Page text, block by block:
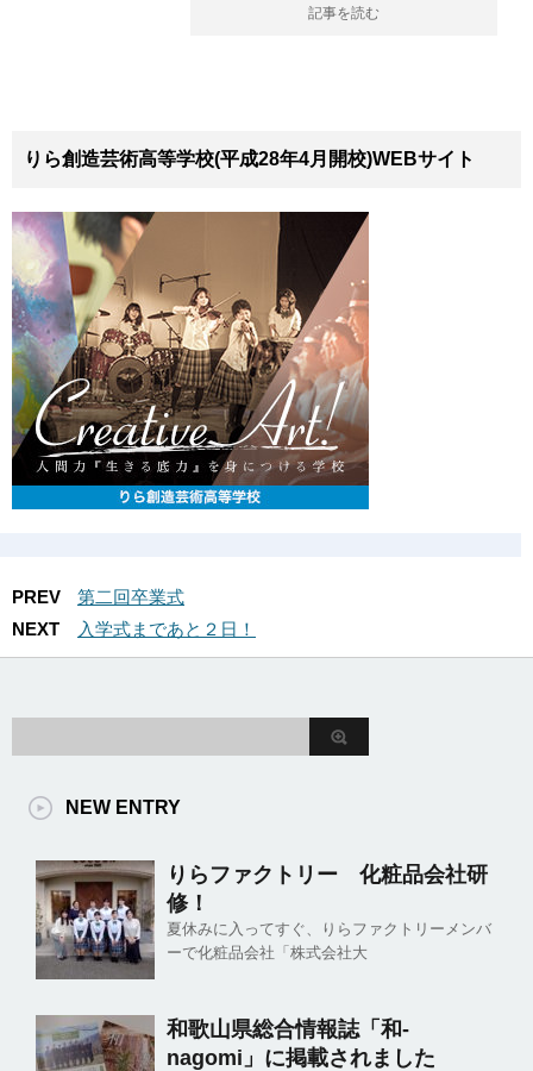
記事を読む
りら創造芸術高等学校(平成28年4月開校)WEBサイト
PREV
第二回卒業式
NEXT
入学式まであと２日！
NEW ENTRY
りらファクトリー 化粧品会社研
修！
夏休みに入ってすぐ、りらファクトリーメンバ
ーで化粧品会社「株式会社大
和歌山県総合情報誌「和-
nagomi」に掲載されました